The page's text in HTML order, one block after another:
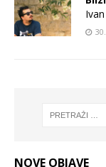
NOVE OBJAVE